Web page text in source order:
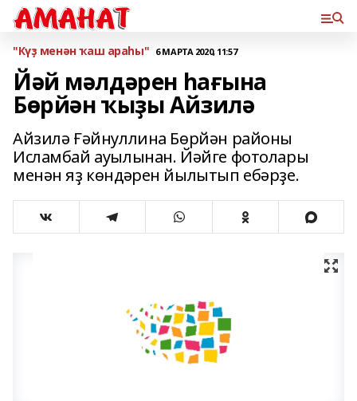
"Күҙ менән ҡаш араһы" 6 МАРТА 2020, 11:57
Йәй мәлдәрен һағына
Бөрйән ҡыҙы Айзилә
Айзилә Ғәйнуллина Бөрйән районы
Исламбай ауылынан. Йәйге фотолары
менән яҙ көндәрен йылытып ебәрҙе.